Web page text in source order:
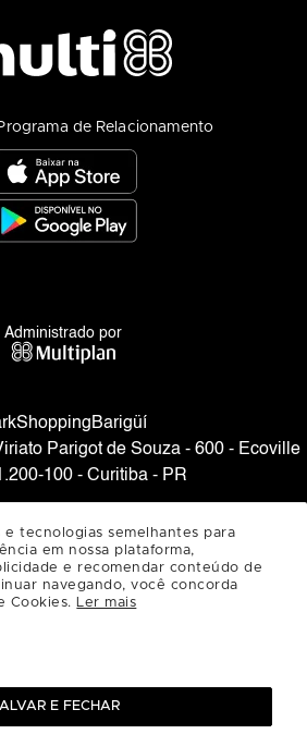
de Relacionamento
Administrado por
Parigot de Souza - 600 - Ecoville
100 - Curitiba - PR
COMO CHEGAR
e tecnologias semelhantes para
em nossa plataforma,
e recomendar conteúdo de
navegando, você concorda
Cookies. Ler mais
E FECHAR
por você!
o app Multi
Abrir